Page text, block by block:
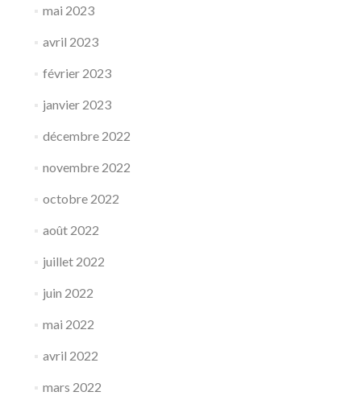
mai 2023
avril 2023
février 2023
janvier 2023
décembre 2022
novembre 2022
octobre 2022
août 2022
juillet 2022
juin 2022
mai 2022
avril 2022
mars 2022